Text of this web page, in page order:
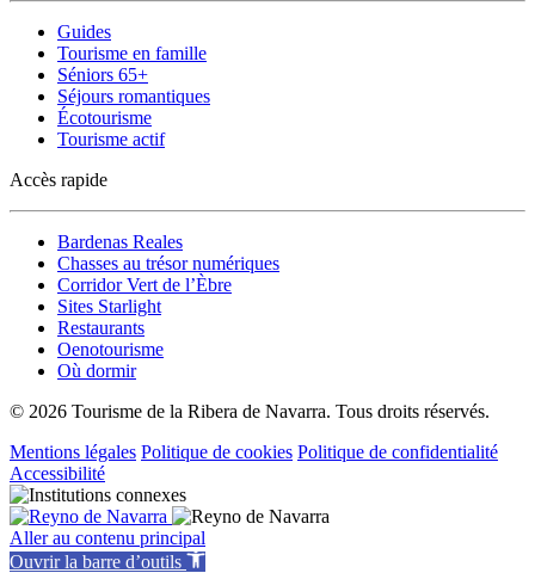
Guides
Tourisme en famille
Séniors 65+
Séjours romantiques
Écotourisme
Tourisme actif
Accès rapide
Bardenas Reales
Chasses au trésor numériques
Corridor Vert de l’Èbre
Sites Starlight
Restaurants
Oenotourisme
Où dormir
© 2026 Tourisme de la Ribera de Navarra. Tous droits réservés.
Mentions légales Politique de cookies Politique de confidentialité
Accessibilité
Aller au contenu principal
Ouvrir la barre d’outils